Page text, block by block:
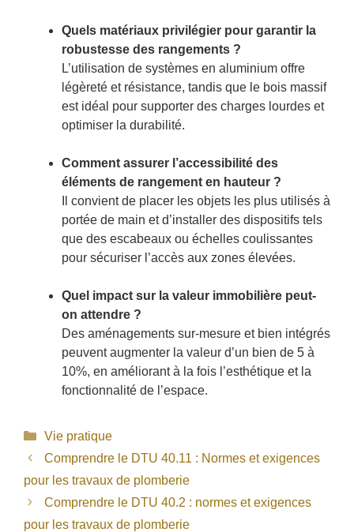
Quels matériaux privilégier pour garantir la
robustesse des rangements ?
L’utilisation de systèmes en aluminium offre
légèreté et résistance, tandis que le bois massif
est idéal pour supporter des charges lourdes et
optimiser la durabilité.
Comment assurer l’accessibilité des
éléments de rangement en hauteur ?
Il convient de placer les objets les plus utilisés à
portée de main et d’installer des dispositifs tels
que des escabeaux ou échelles coulissantes
pour sécuriser l’accès aux zones élevées.
Quel impact sur la valeur immobilière peut-
on attendre ?
Des aménagements sur-mesure et bien intégrés
peuvent augmenter la valeur d’un bien de 5 à
10%, en améliorant à la fois l’esthétique et la
fonctionnalité de l’espace.
Catégories
Vie pratique
Comprendre le DTU 40.11 : Normes et exigences
pour les travaux de plomberie
Comprendre le DTU 40.2 : normes et exigences
pour les travaux de plomberie